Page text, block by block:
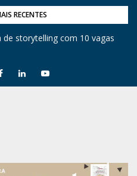
RECENTES
storytelling com 10 vagas